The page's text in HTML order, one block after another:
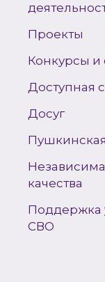
Проекты
Конкурсы и
Доступная
Досуг
качества
Поддержка
СВО